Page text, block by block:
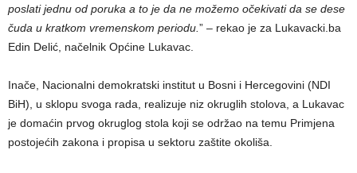
poslati jednu od poruka a to je da ne možemo očekivati da se dese
čuda u kratkom vremenskom periodu. ” – rekao je za Lukavacki.ba
Edin Delić, načelnik Općine Lukavac.
Inače, Nacionalni demokratski institut u Bosni i Hercegovini (NDI
BiH), u sklopu svoga rada, realizuje niz okruglih stolova, a Lukavac
je domaćin prvog okruglog stola koji se održao na temu Primjena
postojećih zakona i propisa u sektoru zaštite okoliša.